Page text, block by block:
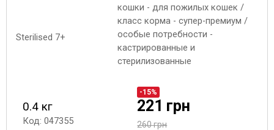
кошки - для пожилых кошек /
класс корма - супер-премиум /
особые потребности -
кастрированные и
стерилизованные
0.4 кг
Код: 047355
-15%
221 грн
260 грн